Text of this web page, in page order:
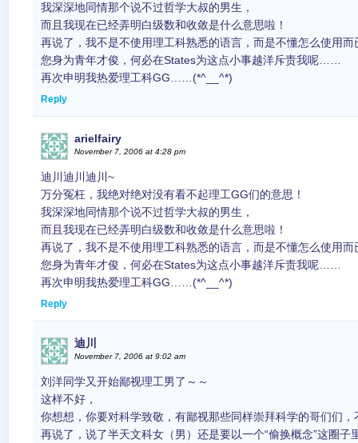
我深深地同情那个说不过哲学大叔的男生，
而且我现在已经弄明白级数和收敛是什么意思啦！
再说了，我不是不使用理工科熟悉的语言，而是不懂怎么使用而
您身为青年才俊，何必在States为这点小事越洋斥责我呢……
再次申明我热爱理工科GG……(*^__^*)
Reply
arielfairy
November 7, 2006 at 4:28 pm
迪川迪川迪川~
万分冤枉，我绝对绝对没有看不起理工GG们的意思！
我深深地同情那个说不过哲学大叔的男生，
而且我现在已经弄明白级数和收敛是什么意思啦！
再说了，我不是不使用理工科熟悉的语言，而是不懂怎么使用而
您身为青年才俊，何必在States为这点小事越洋斥责我呢……
再次申明我热爱理工科GG……(*^__^*)
Reply
迪川
November 7, 2006 at 9:02 am
刘洋同学又开始鄙视理工男了～～
这样不好，
你想想，你要对科学致敬，有鄙视那些同样崇拜科学的哥们们，
再说了，说了半天文科女（男）还是要以一个“偷换概念”这圈子